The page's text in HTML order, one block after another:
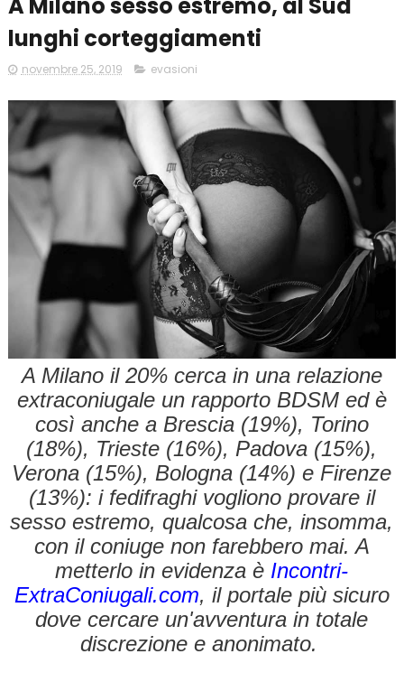
lunghi corteggiamenti
novembre 25, 2019 evasioni
A Milano il 20% cerca in una relazione
extraconiugale un rapporto BDSM ed è
così anche a Brescia (19%), Torino
(18%), Trieste (16%), Padova (15%),
Verona (15%), Bologna (14%) e Firenze
(13%): i fedifraghi vogliono provare il
sesso estremo, qualcosa che, insomma,
con il coniuge non farebbero mai. A
metterlo in evidenza è Incontri-
ExtraConiugali.com, il portale più sicuro
dove cercare un'avventura in totale
discrezione e anonimato.